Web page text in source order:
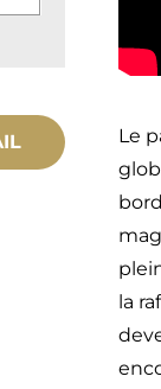
Le
la